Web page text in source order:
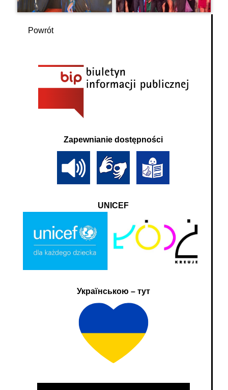
Powrót
Zapewnianie dostępności
UNICEF
Українською – тут